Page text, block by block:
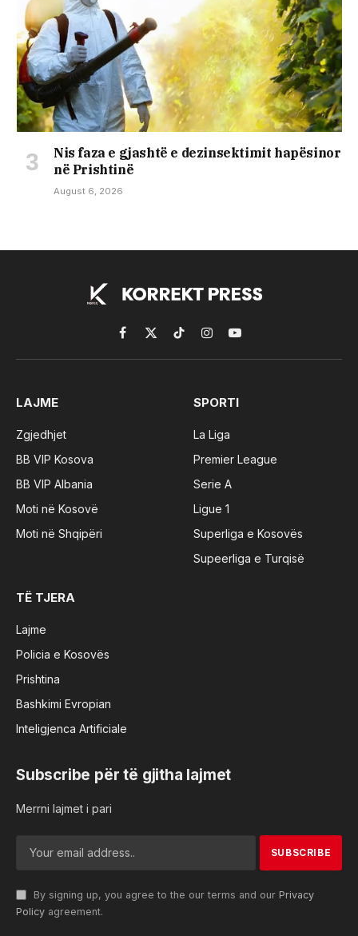
Nis faza e gjashtë e dezinsektimit hapësinor
në Prishtinë
August 6, 2026
Facebook
X
(Twitter)
TikTokInstagramYouTube
LAJME
Zgjedhjet
BB VIP Kosova
BB VIP Albania
Moti në Kosovë
Moti në Shqipëri
SPORTI
La Liga
Premier League
Serie A
Ligue 1
Superliga e Kosovës
Supeerliga e Turqisë
TË TJERA
Lajme
Policia e Kosovës
Prishtina
Bashkimi Evropian
Inteligjenca Artificiale
Subscribe për të gjitha lajmet
Merrni lajmet i pari
By signing up, you agree to the our terms and our Privacy
Policy agreement.